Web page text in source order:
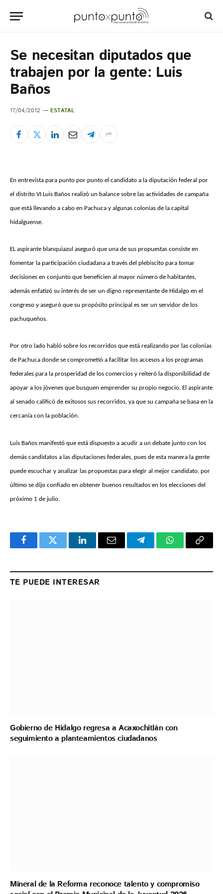
Se necesitan diputados que
trabajen por la gente: Luis
Baños
17/04/2012 ESTATAL
En entrevista para punto por punto el candidato a la diputación federal por
el distrito VI Luis Baños realizó un balance sobre las actividades de campaña
que está llevando a cabo en Pachuca y algunas colonias de la capital
hidalguense.
EL aspirante blanquiazul aseguró que una de sus propuestas consiste en
fomentar la participación ciudadana a través del plebiscito para tomar
decisiones en conjunto que beneficien al mayor número de habitantes,
además enfatizó su interés de ser un digno representante de Hidalgo en el
congreso y aseguró que su propósito principal es ser un servidor de los
pachuqueños.
Por otro lado habló sobre los recorridos que está realizando por las colonias
de Pachuca donde se comprometió a facilitar los accesos a los programas
federales para la prosperidad de los comercios y reiteró la disponibilidad de
apoyar a los jóvenes que busquen emprender su propio negocio. El aspirante
al senado calificó de exitosos sus recorridos, ya que su campaña se basa en la
cercanía con la población.
Luis Baños manifestó que está dispuesto a acudir a un debate junto con los
demás candidatos a las diputaciones federales, pues de esta manera la gente
puede escuchar y analizar las propuestas para elegir al mejor candidato, por
último se dijo confiado en obtener buenos resultados en los elecciones del
próximo 1 de julio.
FacebookTwitter LinkedInEmail TelegramWhatsApp
Copy
TE PUEDE INTERESAR
Gobierno de Hidalgo regresa a Acaxochitlán con
seguimiento a planteamientos ciudadanos
Mineral de la Reforma reconoce talento y compromiso